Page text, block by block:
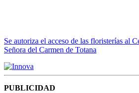
Se autoriza el acceso de las floristerías al
Señora del Carmen de Totana
PUBLICIDAD